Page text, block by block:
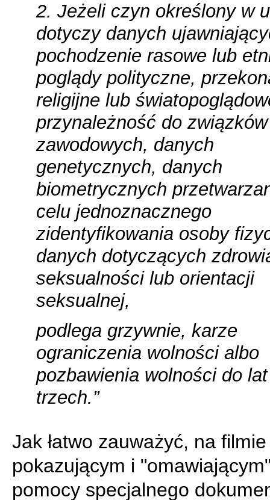
2. Jeżeli czyn określony w
dotyczy danych
pochodzenie rasowe lub
poglądy polityczne,
religijne lub
przynależność do związków
zawodowych, danych
genetycznych, danych
biometrycznych
celu jednoznacznego
zidentyfikowania osoby
danych dotyczących
seksualności lub orientacji
seksualnej,
podlega grzywnie, karze
ograniczenia wolności albo
pozbawienia wolności do lat
trzech.”
Jak łatwo zauważyć, na filmie
pokazującym i
pomocy specjalnego